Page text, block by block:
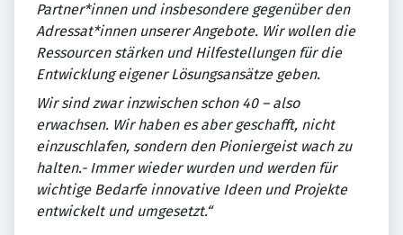
Partner*innen und insbesondere gegenüber den
Adressat*innen unserer Angebote. Wir wollen die
Ressourcen stärken und Hilfestellungen für die
Entwicklung eigener Lösungsansätze geben.
Wir sind zwar inzwischen schon 40 – also
erwachsen. Wir haben es aber geschafft, nicht
einzuschlafen, sondern den Pioniergeist wach zu
halten.- Immer wieder wurden und werden für
wichtige Bedarfe innovative Ideen und Projekte
entwickelt und umgesetzt.“